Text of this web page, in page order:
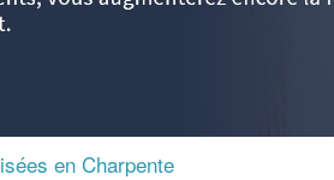
en Charpente